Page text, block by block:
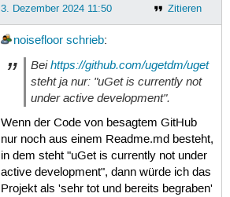
Zitieren
3. Dezember 2024 11:50
noisefloor schrieb:
Beihttps://github.com/ugetdm/uget
steht ja nur: "uGet is currently not
under active development".
Wenn der Code von besagtem GitHub
nur noch aus einem Readme.md besteht,
in dem steht "uGet is currently not under
active development", dann würde ich das
Projekt als 'sehr tot und bereits begraben'